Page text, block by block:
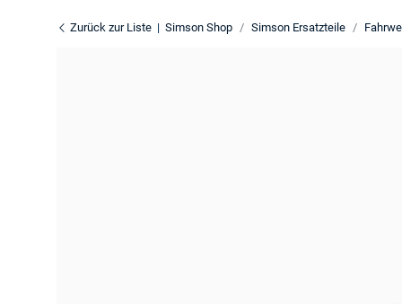
Zurück zur Liste Simson Shop Simson Ersatzteile